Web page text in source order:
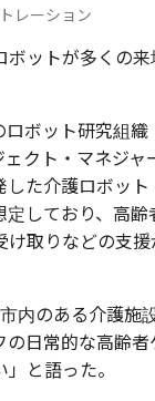
レーション
ボットが多くの来
ロボット研究組織
クト・マネジャ
した介護ロボット
定しており、高齢
け取りなどの支援
内のある介護施
の日常的な高齢者
と語った。